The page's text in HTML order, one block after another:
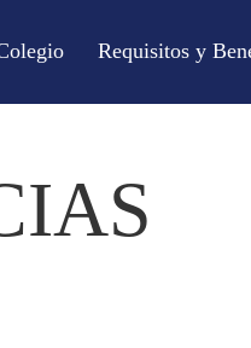
Requisitos y